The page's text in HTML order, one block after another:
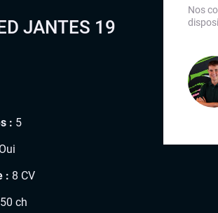
JANTES 19
: 5
Oui
: 8 CV
ch
Nos